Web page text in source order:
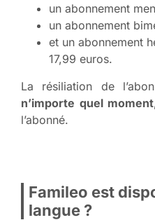
un abonnement
un abonnement
et un abonnement
17,99 euros.
La résiliation de
n’importe quel moment
l’abonné.
Famileo est
langue ?